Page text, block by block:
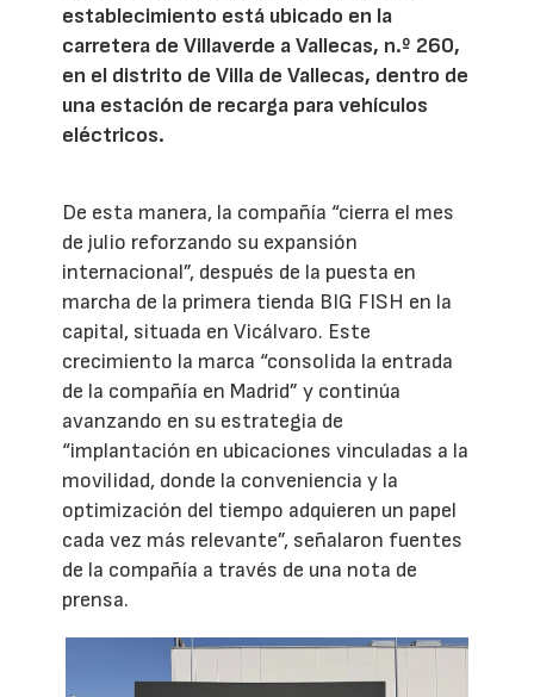
establecimiento está ubicado en la
carretera de Villaverde a Vallecas, n.º 260,
en el distrito de Villa de Vallecas, dentro de
una estación de recarga para vehículos
eléctricos.
De esta manera, la compañía “cierra el mes
de julio reforzando su expansión
internacional”, después de la puesta en
marcha de la primera tienda BIG FISH en la
capital, situada en Vicálvaro. Este
crecimiento la marca “consolida la entrada
de la compañía en Madrid” y continúa
avanzando en su estrategia de
“implantación en ubicaciones vinculadas a la
movilidad, donde la conveniencia y la
optimización del tiempo adquieren un papel
cada vez más relevante”, señalaron fuentes
de la compañía a través de una nota de
prensa.